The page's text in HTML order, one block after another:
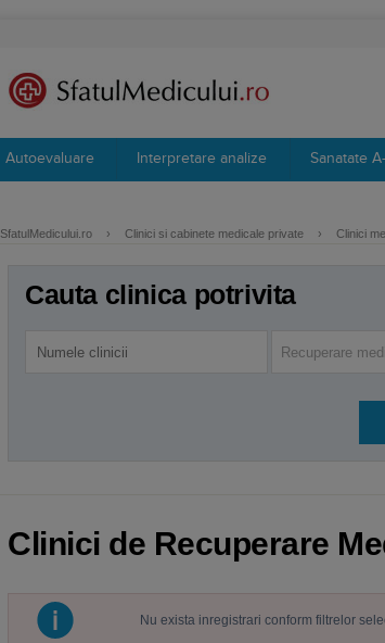
Autoevaluare Interpretare analize Sanatate
SfatulMedicului.ro › Clinici si cabinete medicale private › Clinici
Cauta clinica potrivita
Recuperare
Clinici de Recuperare
Nu exista inregistrari conform filtrelor